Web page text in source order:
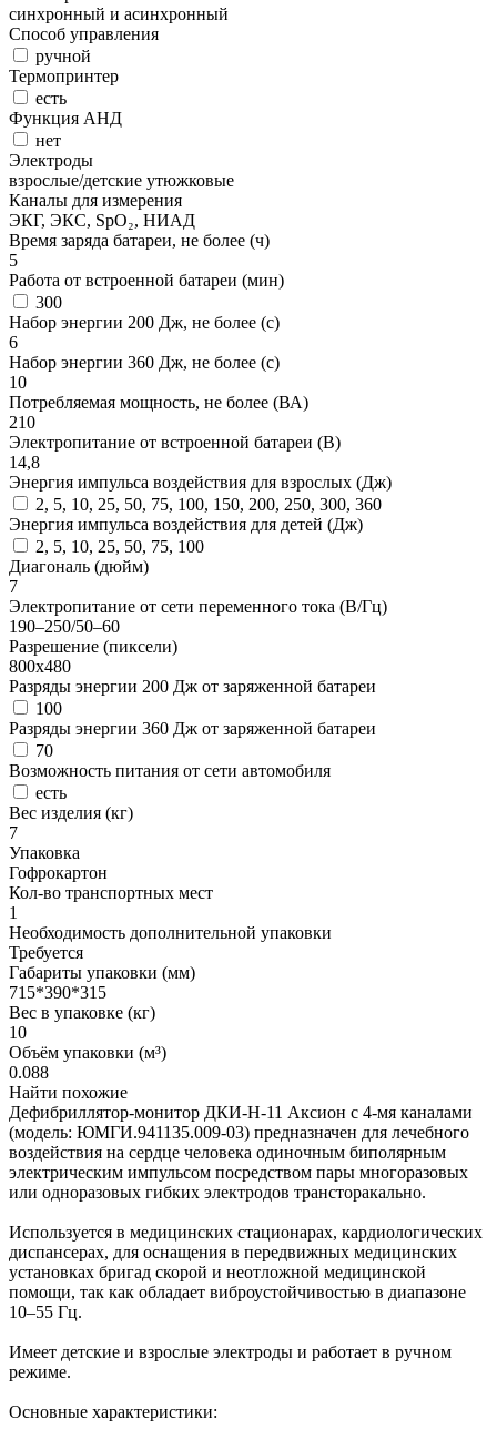
синхронный и асинхронный
Способ управления
ручной
Термопринтер
есть
Функция АНД
нет
Электроды
взрослые/детские утюжковые
Каналы для измерения
ЭКГ, ЭКС, SpO₂, НИАД
Время заряда батареи, не более (ч)
5
Работа от встроенной батареи (мин)
300
Набор энергии 200 Дж, не более (с)
6
Набор энергии 360 Дж, не более (с)
10
Потребляемая мощность, не более (ВА)
210
Электропитание от встроенной батареи (В)
14,8
Энергия импульса воздействия для взрослых (Дж)
2, 5, 10, 25, 50, 75, 100, 150, 200, 250, 300, 360
Энергия импульса воздействия для детей (Дж)
2, 5, 10, 25, 50, 75, 100
Диагональ (дюйм)
7
Электропитание от сети переменного тока (В/Гц)
190–250/50–60
Разрешение (пиксели)
800x480
Разряды энергии 200 Дж от заряженной батареи
100
Разряды энергии 360 Дж от заряженной батареи
70
Возможность питания от сети автомобиля
есть
Вес изделия (кг)
7
Упаковка
Гофрокартон
Кол-во транспортных мест
1
Необходимость дополнительной упаковки
Требуется
Габариты упаковки (мм)
715*390*315
Вес в упаковке (кг)
10
Объём упаковки (м³)
0.088
Найти похожие
Дефибриллятор-монитор ДКИ-Н-11 Аксион с 4-мя каналами
(модель: ЮМГИ.941135.009-03) предназначен для лечебного
воздействия на сердце человека одиночным биполярным
электрическим импульсом посредством пары многоразовых
или одноразовых гибких электродов трансторакально.
Используется в медицинских стационарах, кардиологических
диспансерах, для оснащения в передвижных медицинских
установках бригад скорой и неотложной медицинской
помощи, так как обладает виброустойчивостью в диапазоне
10–55 Гц.
Имеет детские и взрослые электроды и работает в ручном
режиме.
Основные характеристики: